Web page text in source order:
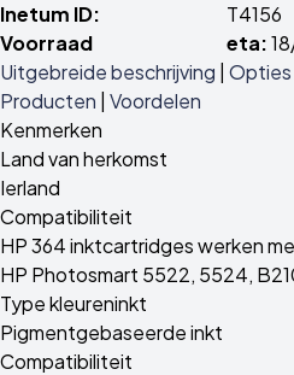
Inetum ID:
T4156
Voorraad
eta:
Uitgebreide beschrijving Opties
Producten Voordelen
Kenmerken
Land van herkomst
Ierland
Compatibiliteit
HP 364 inktcartridges werken
HP Photosmart 5522, 5524,
Type kleureninkt
Pigmentgebaseerde inkt
Compatibiliteit